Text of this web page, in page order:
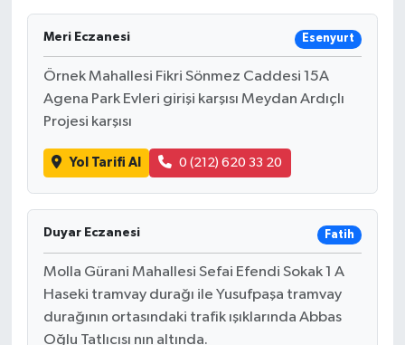
Meri Eczanesi Esenyurt
Örnek Mahallesi Fikri Sönmez Caddesi 15A
Agena Park Evleri girişi karşısı Meydan Ardıçlı
Projesi karşısı
Yol Tarifi Al 0 (212) 620 33 20
Duyar Eczanesi Fatih
Molla Gürani Mahallesi Sefai Efendi Sokak 1 A
Haseki tramvay durağı ile Yusufpaşa tramvay
durağının ortasındaki trafik ışıklarında Abbas
Oğlu Tatlıcısı nın altında.